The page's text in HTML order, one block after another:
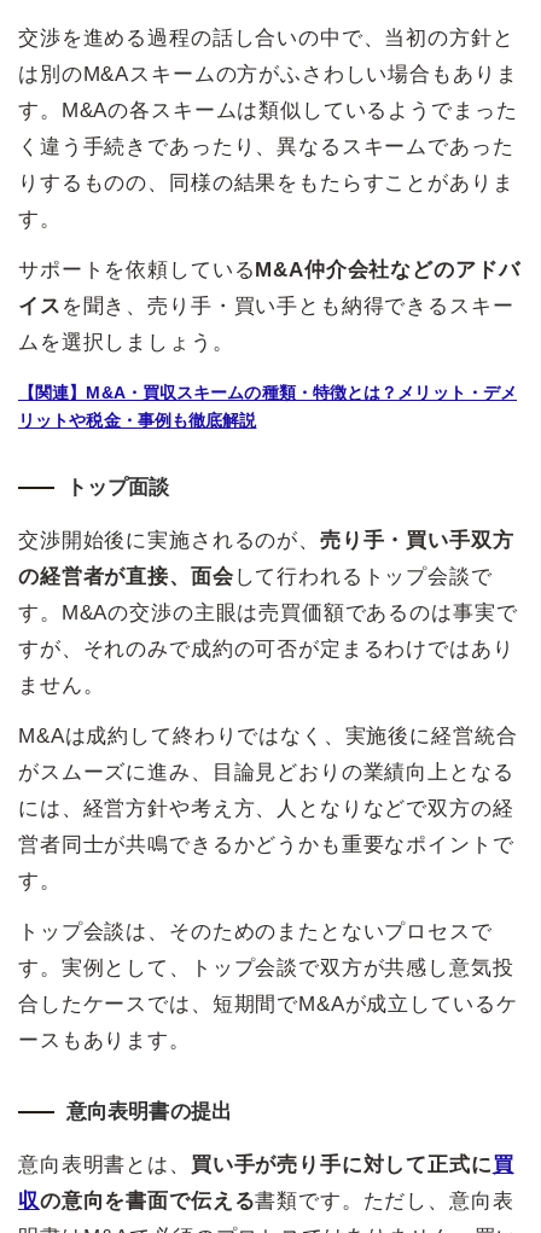
交渉を進める過程の話し合いの中で、当初の方針と
は別のM&Aスキームの方がふさわしい場合もありま
す。M&Aの各スキームは類似しているようでまった
く違う手続きであったり、異なるスキームであった
りするものの、同様の結果をもたらすことがありま
す。
サポートを依頼しているM&A仲介会社などのアドバ
イス を聞き、売り手・買い手とも納得できるスキー
ムを選択しましょう。
【関連】M&A・買収スキームの種類・特徴とは？メリット・デメ
リットや税金・事例も徹底解説
トップ面談
交渉開始後に実施されるのが、 売り手・買い手双方
の経営者が直接、面会 して行われるトップ会談で
す。M&Aの交渉の主眼は売買価額であるのは事実で
すが、それのみで成約の可否が定まるわけではあり
ません。
M&Aは成約して終わりではなく、実施後に経営統合
がスムーズに進み、目論見どおりの業績向上となる
には、経営方針や考え方、人となりなどで双方の経
営者同士が共鳴できるかどうかも重要なポイントで
す。
トップ会談は、そのためのまたとないプロセスで
す。実例として、トップ会談で双方が共感し意気投
合したケースでは、短期間でM&Aが成立しているケ
ースもあります。
意向表明書の提出
意向表明書とは、 買い手が売り手に対して正式に買
収の意向を書面で伝える書類です。ただし、意向表